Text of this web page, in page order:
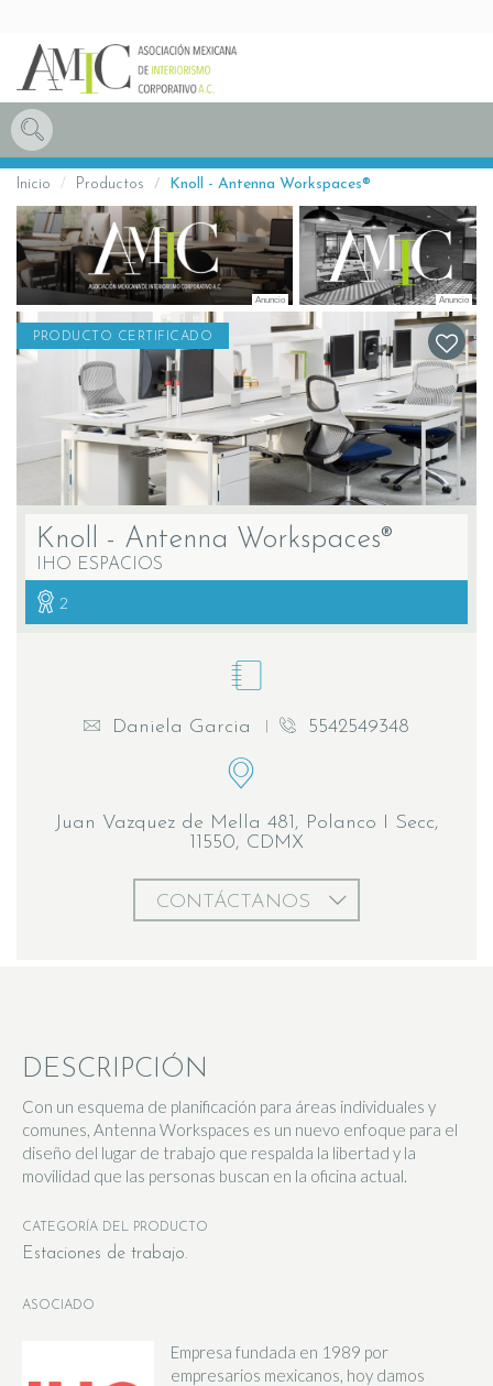
Inicio Productos Knoll - Antenna Workspaces®
PRODUCTO CERTIFICADO
Knoll - Antenna Workspaces®
IHO ESPACIOS
2
Daniela Garcia 5542549348
Juan Vazquez de Mella 481, Polanco I Secc,
11550, CDMX
CONTÁCTANOS
DESCRIPCIÓN
Con un esquema de planificación para áreas individuales y
comunes, Antenna Workspaces es un nuevo enfoque para el
diseño del lugar de trabajo que respalda la libertad y la
movilidad que las personas buscan en la oficina actual.
CATEGORÍA DEL PRODUCTO
Estaciones de trabajo
ASOCIADO
Empresa fundada en 1989 por
empresarios mexicanos, hoy damos